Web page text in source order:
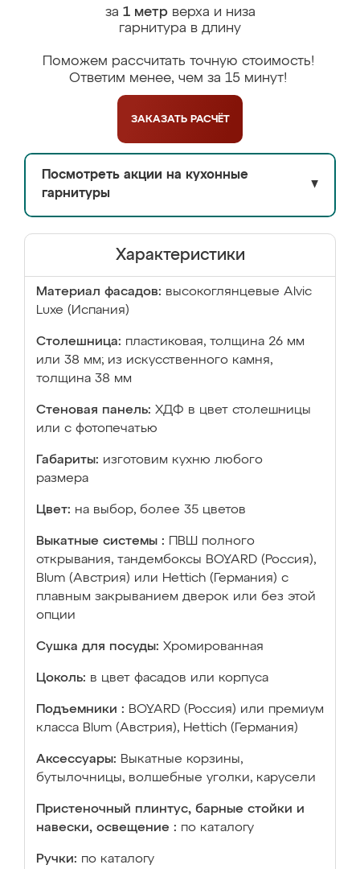
за 1 метрверха и низа
гарнитура в длину
Поможем рассчитать точную стоимость!
Ответим менее, чем за 15 минут!
ЗАКАЗАТЬ РАСЧЁТ
Посмотреть акции на кухонные
гарнитуры
▼
Характеристики
Материал фасадов: высокоглянцевые Аlvic
Luxe (Испания)
Столешница: пластиковая, толщина 26 мм
или 38 мм; из искусственного камня,
толщина 38 мм
Стеновая панель: ХДФ в цвет столешницы
или с фотопечатью
Габариты: изготовим кухню любого
размера
Цвет: на выбор, более 35 цветов
Выкатные системы :
ПВШ полного
открывания, тандембоксы BOYARD (Россия),
Blum (Австрия) или Hettich (Германия) с
плавным закрыванием дверок или без этой
опции
Сушка для посуды: Хромированная
Цоколь: в цвет фасадов или корпуса
Подъемники : BOYARD (Россия) или премиум
класса Blum (Австрия), Hettich (Германия)
Аксессуары: Выкатные корзины,
бутылочницы, волшебные уголки, карусели
Пристеночный плинтус, барные стойки и
навески, освещение : по каталогу
Ручки: по каталогу